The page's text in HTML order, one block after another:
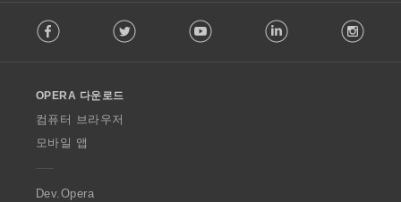
o
w
O
p
a
Facebook Twitter Youtube LinkedIn
OPERA 다운로드
컴퓨터 브라우저
모바일 앱
Dev.Opera